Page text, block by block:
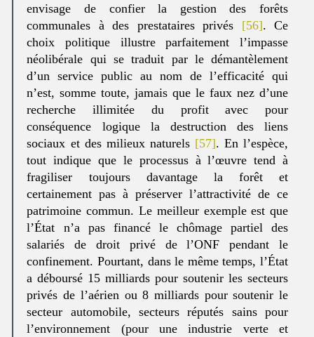
envisage de confier la gestion des forêts
communales à des prestataires privés [56]. Ce
choix politique illustre parfaitement l’impasse
néolibérale qui se traduit par le démantèlement
d’un service public au nom de l’efficacité qui
n’est, somme toute, jamais que le faux nez d’une
recherche illimitée du profit avec pour
conséquence logique la destruction des liens
sociaux et des milieux naturels [57]. En l’espèce,
tout indique que le processus à l’œuvre tend à
fragiliser toujours davantage la forêt et
certainement pas à préserver l’attractivité de ce
patrimoine commun. Le meilleur exemple est que
l’État n’a pas financé le chômage partiel des
salariés de droit privé de l’ONF pendant le
confinement. Pourtant, dans le même temps, l’État
a déboursé 15 milliards pour soutenir les secteurs
privés de l’aérien ou 8 milliards pour soutenir le
secteur automobile, secteurs réputés sains pour
l’environnement (pour une industrie verte et